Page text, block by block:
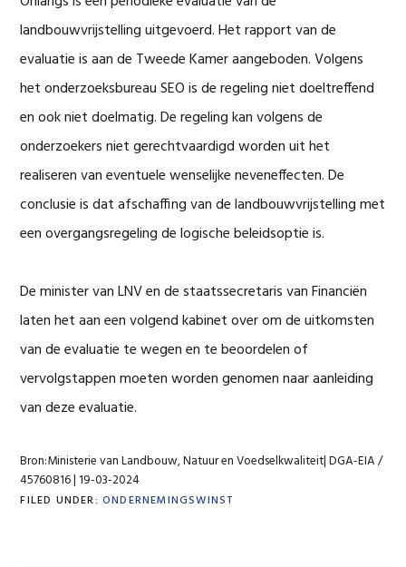
landbouwvrijstelling uitgevoerd. Het rapport van de
evaluatie is aan de Tweede Kamer aangeboden. Volgens
het onderzoeksbureau SEO is de regeling niet doeltreffend
en ook niet doelmatig. De regeling kan volgens de
onderzoekers niet gerechtvaardigd worden uit het
realiseren van eventuele wenselijke neveneffecten. De
conclusie is dat afschaffing van de landbouwvrijstelling met
een overgangsregeling de logische beleidsoptie is.
De minister van LNV en de staatssecretaris van Financiën
laten het aan een volgend kabinet over om de uitkomsten
van de evaluatie te wegen en te beoordelen of
vervolgstappen moeten worden genomen naar aanleiding
van deze evaluatie.
Bron:Ministerie van Landbouw, Natuur en Voedselkwaliteit| DGA-EIA /
45760816 | 19-03-2024
FILED UNDER: ONDERNEMINGSWINST